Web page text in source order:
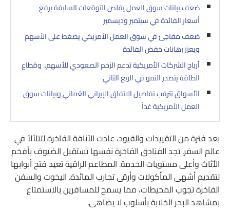
ضعف بيانات سوق العمل يقلص التوقعات السابقة برفع
أسعار الفائدة في سبتمبر وديسمبر
ضعف مفاجئ في سوق العمل الأمريكي يضغط على الأسهم
ويعزز رهانات خفض الفائدة
أرباح الشركات الأمريكية تدعم الزخم الصعودي للأسهم.. وقطاع
الطاقة يتصدر النمو في الربع الثاني
الأسواق تترقب تفاصيل الاتفاق الإيراني العُماني وبيانات سوق
العمل الأمريكية غداً
بعد فترة من التقييدات والقيود، عادت الأناقة الفاخرة لتتلألأ في
عالم السفر. تجد الفنادق الفاخرة نفسها تستقبل الضيوف بأفخم
الأثاث وأعلى مستويات الخدمة. المطاعم الراقية تعيد فتح أبوابها
لتقديم أشهى المأكولات وأرقى تجارب المائدة. اليخوت والسفن
الفاخرة تجوب المحيطات، مما يسمح للمسافرين بالاستمتاع
بمشاهد البحر الخلابة بأسلوب لا يضاهى.